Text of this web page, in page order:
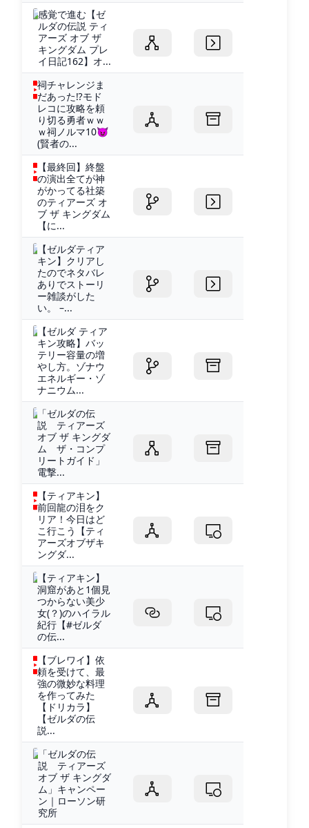
感覚で進む【ゼ
ルダの伝説 ティ
アーズ オブ ザ
キングダム プレ
イ日記162】オ...
祠チャレンジま
だあった⁉モド
レコに攻略を頼
り切る勇者ｗｗ
ｗ祠ノルマ10😈
(賢者の...
【最終回】終盤
の演出全てが神
がかってる社築
のティアーズ オ
ブ ザ キングダム
【に...
【ゼルダティア
キン】クリアし
たのでネタバレ
ありでストーリ
ー雑談がした
い。 –...
【ゼルダ ティア
キン攻略】バッ
テリー容量の増
やし方。ゾナウ
エネルギー・ゾ
ナニウム...
「ゼルダの伝
説 ティアーズ
オブ ザ キングダ
ム ザ・コンプ
リートガイド」
電撃...
【ティアキン】
前回龍の泪をク
リア！今日はど
こ行こう【ティ
アーズオブザキ
ングダ...
【ティアキン】
洞窟があと1個見
つからない美少
女(？)のハイラル
紀行【#ゼルダ
の伝...
【ブレワイ】依
頼を受けて、最
強の微妙な料理
を作ってみた
【ドリカラ】
【ゼルダの伝
説...
「ゼルダの伝
説 ティアーズ
オブ ザ キングダ
ム」キャンペー
ン｜ローソン研
究所